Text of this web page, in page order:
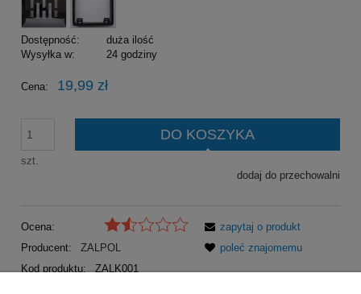
Dostępność:
duża ilość
Wysyłka w:
24 godziny
Cena: 19,99 zł
szt.
DO KOSZYKA
dodaj do przechowalni
Ocena:
Producent:
ZALPOL
Kod produktu:
ZALK001
zapytaj o produkt
poleć znajomemu